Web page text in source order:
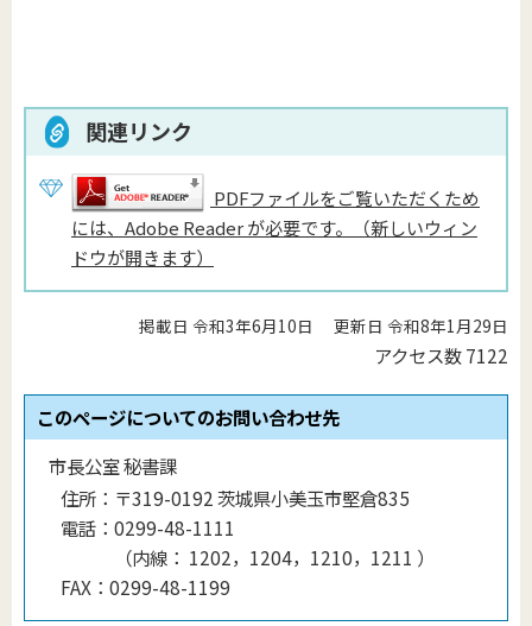
関連リンク
PDFファイルをご覧いただくため
には、Adobe Reader が必要です。（新しいウィン
ドウが開きます）
掲載日 令和3年6月10日 更新日 令和8年1月29日
アクセス数7122
このページについてのお問い合わせ先
市長公室 秘書課
住所： 〒319-0192 茨城県小美玉市堅倉835
電話： 0299-48-1111
（内線 ： 1202，1204，1210，1211 ）
FAX： 0299-48-1199